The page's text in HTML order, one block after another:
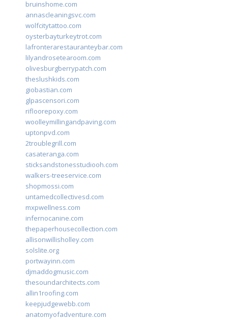
bruinshome.com
annascleaningsvc.com
wolfcitytattoo.com
oysterbayturkeytrot.com
lafronterarestauranteybar.com
lilyandrosetearoom.com
olivesburgberrypatch.com
theslushkids.com
giobastian.com
glpascensori.com
rifloorepoxy.com
woolleymillingandpaving.com
uptonpvd.com
2troublegrill.com
casateranga.com
sticksandstonesstudiooh.com
walkers-treeservice.com
shopmossi.com
untamedcollectivesd.com
mxpwellness.com
infernocanine.com
thepaperhousecollection.com
allisonwillisholley.com
solslite.org
portwayinn.com
djmaddogmusic.com
thesoundarchitects.com
allin1roofing.com
keepjudgewebb.com
anatomyofadventure.com